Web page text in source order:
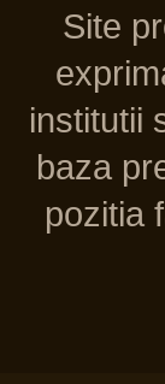
Site
institutii
baza
pozitia